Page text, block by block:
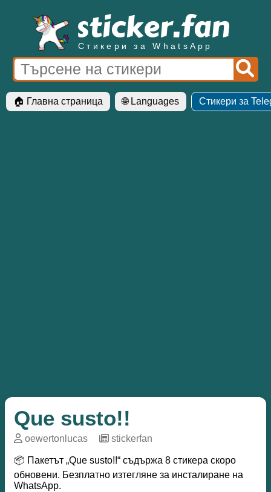
Стикери за WhatsApp
🏠 Главна страница 🌐 Languages Стикери за
Que susto!!
oewertonlucas stickerfan
📦 Пакетът „Que susto!!“ съдържа 8 стикера скоро
обновени. Безплатно изтегляне за инсталиране на
WhatsApp.